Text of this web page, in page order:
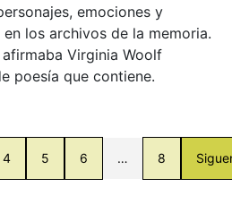
emociones y
los archivos de la memoria.
Virginia Woolf
poesía que contiene.
4 5 6 … 8